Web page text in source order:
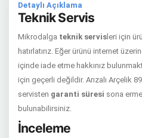
Detaylı Açıklama
Teknik Servis
Mikrodalga teknik servis leri için
hatırlatırız. Eğer ürünü internet
içinde iade etme hakkınız
için geçerli değildir. Arızalı Arçelik
servisten garanti süresi sona
bulunabilirsiniz.
İnceleme